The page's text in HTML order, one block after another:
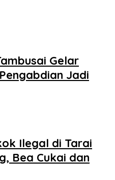
Gelar
Jadi
Ilegal di Tarai
Bea Cukai dan